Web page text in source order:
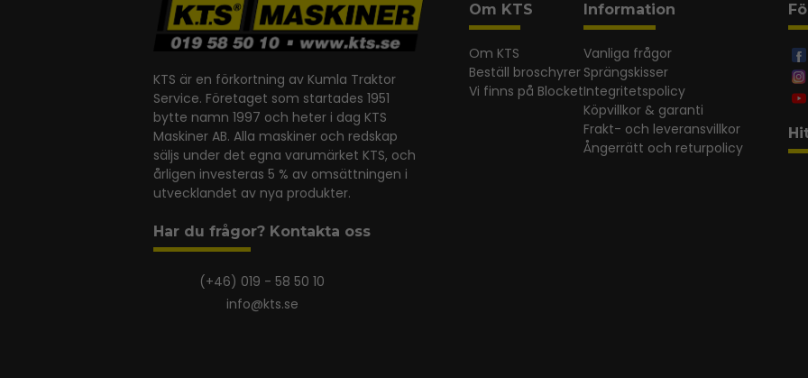
KTS är en förkortning av Kumla Traktor
Service. Företaget som startades 1951
bytte namn 1997 och heter i dag KTS
Maskiner AB. Alla maskiner och redskap
säljs under det egna varumärket KTS, och
årligen investeras 5 % av omsättningen i
utvecklandet av nya produkter.
Har du frågor? Kontakta oss
(+46) 019 - 58 50 10
info@kts.se
Om KTS
Om KTS
Beställ broschyrer
Vi finns på Blocket
Information
Vanliga frågor
Sprängskisser
Integritetspolicy
Köpvillkor & garanti
Frakt- och leveransvillkor
Ångerrätt och returpolicy